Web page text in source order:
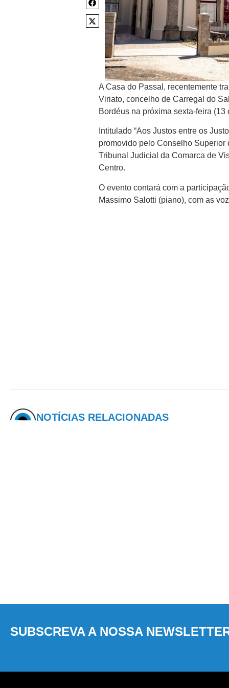
A Casa do Passal, recentemente
Viriato, concelho de Carregal do
Bordéus na próxima sexta-feira (13
Intitulado “Aos Justos entre os
promovido pelo Conselho Superior
Tribunal Judicial da Comarca de
Centro.
O evento contará com a
Massimo Salotti (piano), com as
NOTÍCIAS RELACIONADAS
SUBSCREVA A NOSSA